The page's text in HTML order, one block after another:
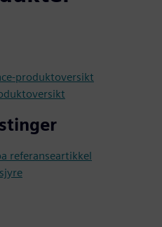
produktoversikt
referanseartikkel